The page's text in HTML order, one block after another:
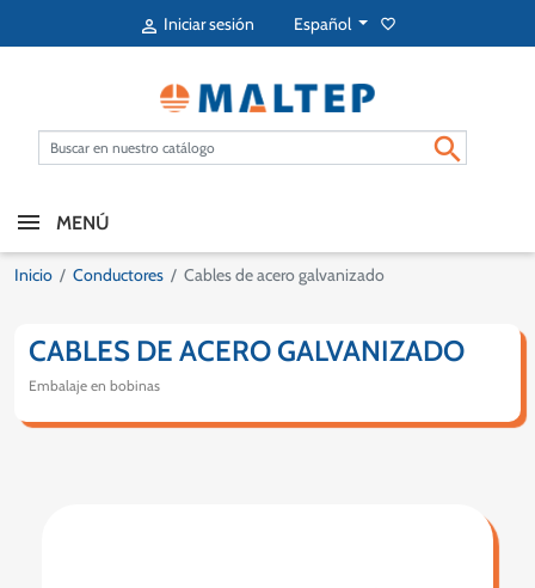
 Iniciar sesión Español favorite_border

MENÚ
Inicio Conductores Cables de acero galvanizado
CABLES DE ACERO GALVANIZADO
Embalaje en bobinas